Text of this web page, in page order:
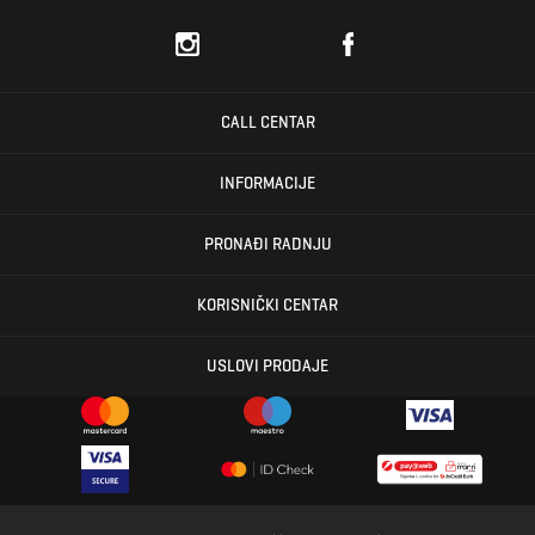
CALL CENTAR
INFORMACIJE
PRONAĐI RADNJU
KORISNIČKI CENTAR
USLOVI PRODAJE